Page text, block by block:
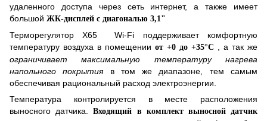
удаленного доступа через сеть интернет, а также имеет
большой ЖК-дисплей с диагональю 3,1"
ТерморегуляторX65Wi-Fi поддерживает комфортную
температуру воздуха в помещении от +0 до +35°С
, а так же
ограничивает максимальную температуру нагрева
напольного покрытияв том же диапазоне, тем самым
обеспечивая рациональный расход электроэнергии.
Температура контролируется в месте расположения
выносного датчика.Входящий в комплект выносной датчик